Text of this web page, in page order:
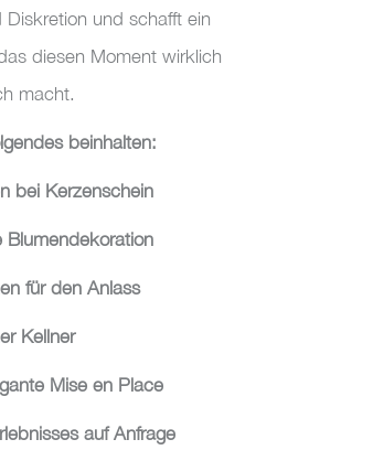
und schafft ein
diesen Moment wirklich
macht.
beinhalten:
bei Kerzenschein
Blumendekoration
für den Anlass
Kellner
Mise en Place
auf Anfrage